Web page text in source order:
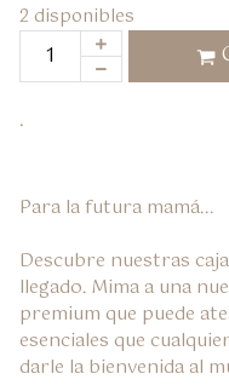
2 disponibles
.
Para la futura mamá...
Descubre nuestras
llegado. Mima a una
premium que puede
esenciales que
darle la bienvenida al